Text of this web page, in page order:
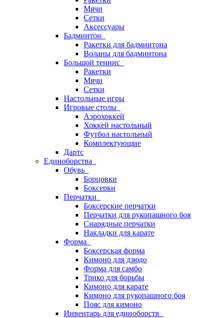
Мячи
Сетки
Аксессуары
Бадминтон
Ракетки для бадминтона
Воланы для бадминтона
Большой теннис
Ракетки
Мячи
Сетки
Настольные игры
Игровые столы
Аэрохоккей
Хоккей настольный
Футбол настольный
Комплектующие
Дартс
Единоборства
Обувь
Борцовки
Боксерки
Перчатки
Боксерские перчатки
Перчатки для рукопашного боя
Снарядные перчатки
Накладки для карате
Форма
Боксерская форма
Кимоно для дзюдо
Форма для самбо
Трико для борьбы
Кимоно для карате
Кимоно для рукопашного боя
Пояс для кимоно
Инвентарь для единоборств